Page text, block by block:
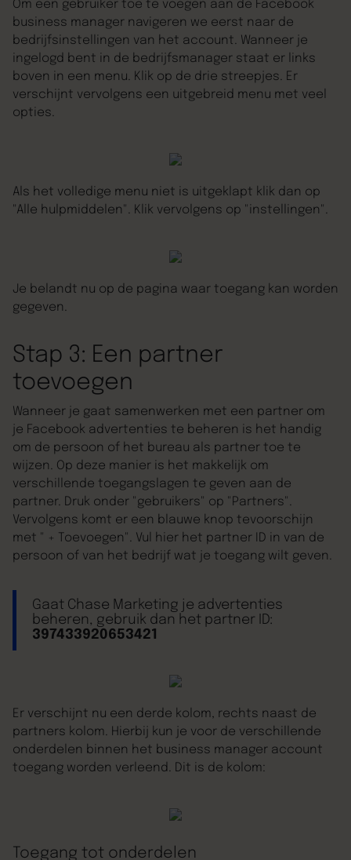
Om een gebruiker toe te voegen aan de Facebook
business manager navigeren we eerst naar de
bedrijfsinstellingen van het account. Wanneer je
ingelogd bent in de bedrijfsmanager staat er links
boven in een menu. Klik op de drie streepjes. Er
verschijnt vervolgens een uitgebreid menu met veel
opties.
Als het volledige menu niet is uitgeklapt klik dan op
"Alle hulpmiddelen". Klik vervolgens op "instellingen".
Je belandt nu op de pagina waar toegang kan worden
gegeven.
Stap 3: Een partner
toevoegen
Wanneer je gaat samenwerken met een partner om
je Facebook advertenties te beheren is het handig
om de persoon of het bureau als partner toe te
wijzen. Op deze manier is het makkelijk om
verschillende toegangslagen te geven aan de
partner. Druk onder "gebruikers" op "Partners".
Vervolgens komt er een blauwe knop tevoorschijn
met " + Toevoegen". Vul hier het partner ID in van de
persoon of van het bedrijf wat je toegang wilt geven.
Gaat Chase Marketing je advertenties
beheren, gebruik dan het partner ID:
397433920653421
Er verschijnt nu een derde kolom, rechts naast de
partners kolom. Hierbij kun je voor de verschillende
onderdelen binnen het business manager account
toegang worden verleend. Dit is de kolom:
Toegang tot onderdelen